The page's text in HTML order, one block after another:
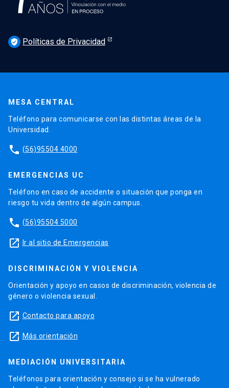
verified_user Políticas de Privacidad
MESA CENTRAL
Teléfono para comunicarse con las distintas áreas de la
Universidad.
phone (56)95504 4000
EMERGENCIAS UC
Teléfono en caso de accidente o situación que ponga en
riesgo tu vida dentro de algún campus.
phone (56)95504 5000
launch Ir al sitio de Emergencias
DISCRIMINACIÓN Y VIOLENCIA
Orientación y apoyo en casos de discriminación, violencia de
género o violencia sexual.
launch Contacto para apoyo
launch Más orientación
MEDIACIÓN UNIVERSITARIA
Teléfonos para orientación y consejo si se ha vulnerado